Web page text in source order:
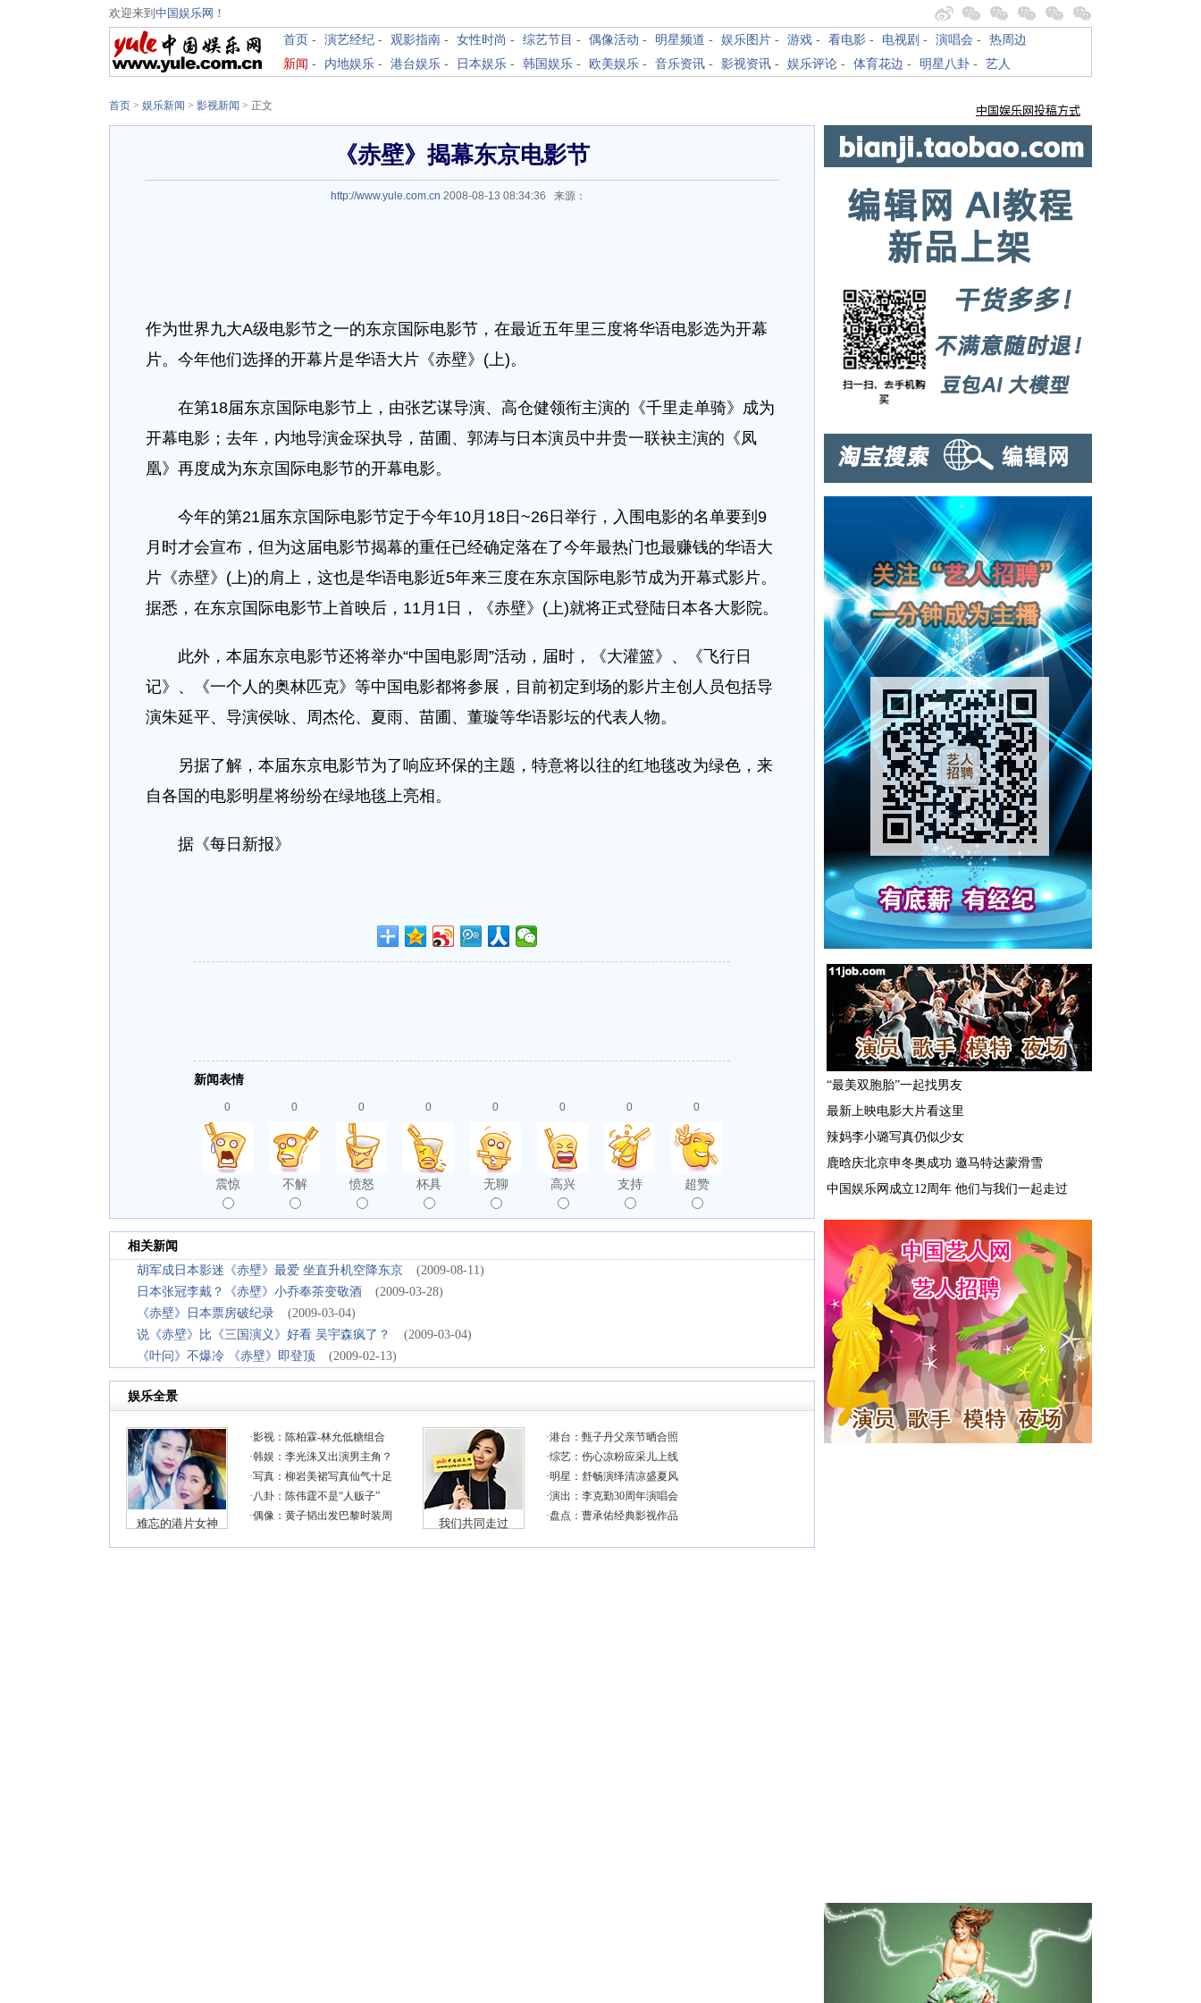
欢迎来到 中国娱乐网 ！
首页 - 演艺经纪 - 观影指南 - 女性时尚 - 综艺节目 - 偶像活动 - 明星频道 - 娱乐图片 - 游戏 - 看电影 - 电视剧 - 演唱会 - 热周边
新闻 - 内地娱乐 - 港台娱乐 - 日本娱乐 - 韩国娱乐 - 欧美娱乐 - 音乐资讯 - 影视资讯 - 娱乐评论 - 体育花边 - 明星八卦 - 艺人
首页 > 娱乐新闻 > 影视新闻 > 正文
《赤壁》揭幕东京电影节
http://www.yule.com.cn 2008-08-13 08:34:36 来源：
作为世界九大A级电影节之一的东京国际电影节，在最近五年里三度将华语电影选为开幕
片。今年他们选择的开幕片是华语大片《赤壁》(上)。
在第18届东京国际电影节上，由张艺谋导演、高仓健领衔主演的《千里走单骑》成为
开幕电影；去年，内地导演金琛执导，苗圃、郭涛与日本演员中井贵一联袂主演的《凤
凰》再度成为东京国际电影节的开幕电影。
今年的第21届东京国际电影节定于今年10月18日~26日举行，入围电影的名单要到9
月时才会宣布，但为这届电影节揭幕的重任已经确定落在了今年最热门也最赚钱的华语大
片《赤壁》(上)的肩上，这也是华语电影近5年来三度在东京国际电影节成为开幕式影片。
据悉，在东京国际电影节上首映后，11月1日，《赤壁》(上)就将正式登陆日本各大影院。
此外，本届东京电影节还将举办“中国电影周”活动，届时，《大灌篮》、《飞行日
记》、《一个人的奥林匹克》等中国电影都将参展，目前初定到场的影片主创人员包括导
演朱延平、导演侯咏、周杰伦、夏雨、苗圃、董璇等华语影坛的代表人物。
另据了解，本届东京电影节为了响应环保的主题，特意将以往的红地毯改为绿色，来
自各国的电影明星将纷纷在绿地毯上亮相。
据《每日新报》
新闻表情
0
震惊
0
不解
0
愤怒
0
杯具
0
无聊
0
高兴
0
支持
0
超赞
相关新闻
胡军成日本影迷《赤壁》最爱 坐直升机空降东京
(2009-08-11)
日本张冠李戴？《赤壁》小乔奉茶变敬酒
(2009-03-28)
《赤壁》日本票房破纪录
(2009-03-04)
说《赤壁》比《三国演义》好看 吴宇森疯了？
(2009-03-04)
《叶问》不爆冷 《赤壁》即登顶
(2009-02-13)